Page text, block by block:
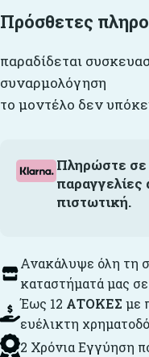
Πρόσθετες
παραδίδεται
συναρμολόγηση
το μοντέλο δεν
Πληρώστε σε
πιστωτική.
Ανακάλυψε όλη τη
καταστήματά μας σε
Έως 12 ΑΤΟΚΕΣ με
ευέλικτη
2 Χρόνια Εγγύηση